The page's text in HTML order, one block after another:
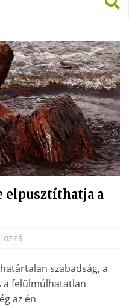
elpusztíthatja a
szabadság, a
a felülmúlhatatlan
az én